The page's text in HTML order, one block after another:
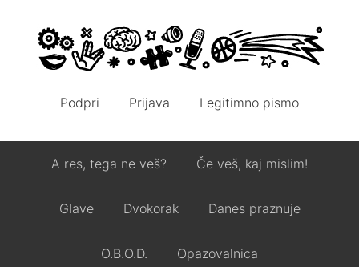
Podpri Prijava Legitimno pismo
A res, tega ne veš? Če veš, kaj mislim!
Glave Dvokorak Danes praznuje
O.B.O.D. Opazovalnica